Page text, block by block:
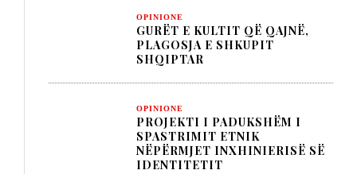
OPINIONE
GURËT E KULTIT QË QAJNË,
PLAGOSJA E SHKUPIT
SHQIPTAR
OPINIONE
PROJEKTI I PADUKSHËM I
SPASTRIMIT ETNIK
NËPËRMJET INXHINIERISË SË
IDENTITETIT